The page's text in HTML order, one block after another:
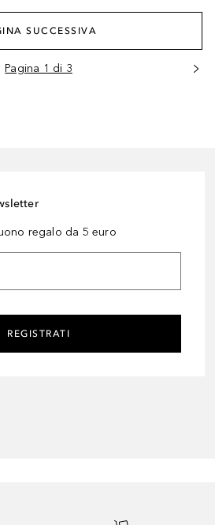
SUCCESSIVA
Pagina 1 di 3
regalo da 5 euro
REGISTRATI